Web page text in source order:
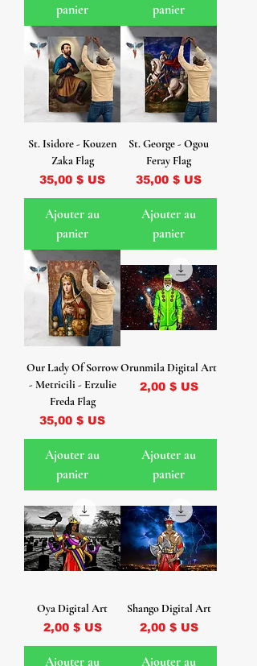
panier
panier
St. Isidore - Kouzen
Zaka Flag
Prix
35,00 $ US
Ajouter au
panier
St. George - Ogou
Feray Flag
Prix
35,00 $ US
Ajouter au
panier
Our Lady Of Sorrow
- Metricili - Erzulie
Freda Flag
Prix
35,00 $ US
Ajouter au
panier
Orunmila Digital Art
Prix
2,00 $ US
Ajouter au
panier
Oya Digital Art
Prix
2,00 $ US
Ajouter au
Shango Digital Art
Prix
2,00 $ US
Ajouter au